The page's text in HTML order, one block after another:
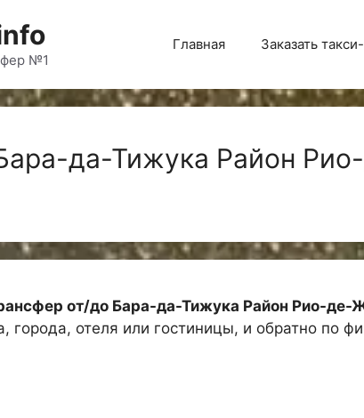
№1
Главная Заказать
да-Тижука Район
от/до Бара-да-Тижука Район Рио-де-
города, отеля или гостиницы, и обратно по